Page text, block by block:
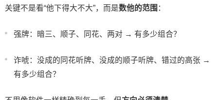
关键不是看“他下得大不大”，而是数他的范围 ：
强牌：暗三、顺子、同花、两对 → 有多少组合？
诈唬：没成的同花听牌、没成的顺子听牌、错过的高张 →
有多少组合？